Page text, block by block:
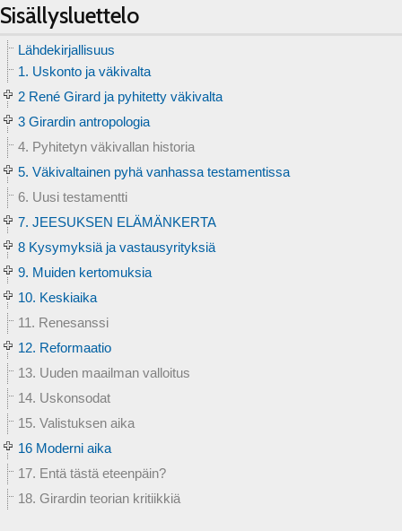
Sisällysluettelo
Lähdekirjallisuus
1. Uskonto ja väkivalta
2 René Girard ja pyhitetty väkivalta
3 Girardin antropologia
4. Pyhitetyn väkivallan historia
5. Väkivaltainen pyhä vanhassa testamentissa
6. Uusi testamentti
7. JEESUKSEN ELÄMÄNKERTA
8 Kysymyksiä ja vastausyrityksiä
9. Muiden kertomuksia
10. Keskiaika
11. Renesanssi
12. Reformaatio
13. Uuden maailman valloitus
14. Uskonsodat
15. Valistuksen aika
16 Moderni aika
17. Entä tästä eteenpäin?
18. Girardin teorian kritiikkiä